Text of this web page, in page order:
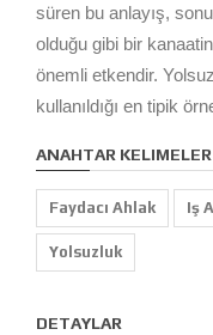
süren bu anlayış,
olduğu gibi bir
önemli etkendir.
kullanıldığı en tipik
ANAHTAR KELIMELER
Faydacı Ahlak Iş
Yolsuzluk
DETAYLAR